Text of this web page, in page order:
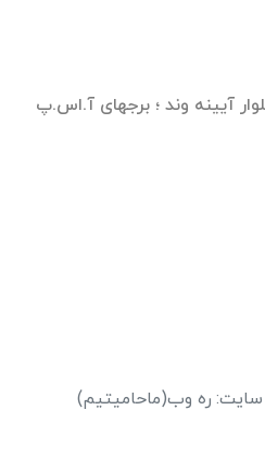
آیینه وند ؛ برجهای آ.اس.پ
: ره وب(ماحامیتیم)